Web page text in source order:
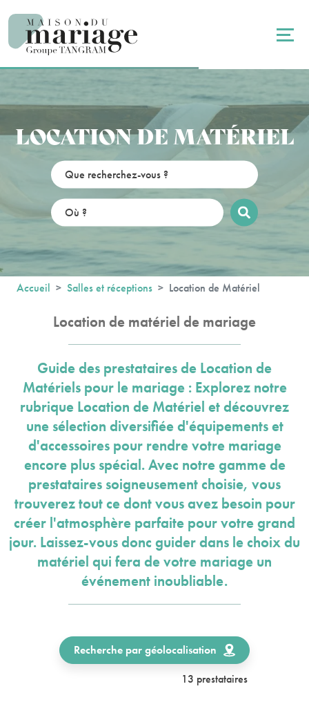
LOCATION DE MATÉRIEL
Accueil Salles et réceptions Location de Matériel
Location de matériel de mariage
Guide des prestataires de Location de
Matériels pour le mariage : Explorez notre
rubrique Location de Matériel et découvrez
une sélection diversifiée d'équipements et
d'accessoires pour rendre votre mariage
encore plus spécial. Avec notre gamme de
prestataires soigneusement choisie, vous
trouverez tout ce dont vous avez besoin pour
créer l'atmosphère parfaite pour votre grand
jour. Laissez-vous donc guider dans le choix du
matériel qui fera de votre mariage un
événement inoubliable.
Recherche par géolocalisation
13 prestataires